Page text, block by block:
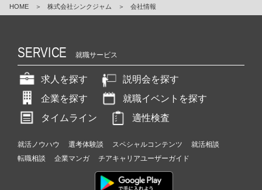
HOME ＞ 株式会社シンクジャム ＞ 会社情報
SERVICE 就職サービス
求人を探す
説明会を探す
企業を探す
就職イベントを探す
タイムライン
適性検査
就活ノウハウ 選考体験談 スペシャルコンテンツ
就活相談
転職相談
企業マンガ チアキャリアユーザーガイド